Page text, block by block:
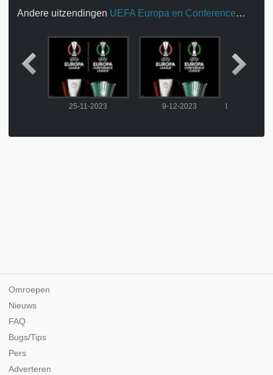
Andere uitzendingen UEFA Europa en Conference League (kijk)
25-11-2023 9-12-2023
Omroepen
Nieuws
FAQ
Bugs/Tips
Pers
Adverteren